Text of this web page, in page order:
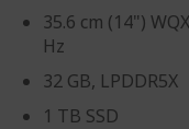
35.6 cm (14")
Hz
32 GB, LPDDR5X
1 TB SSD